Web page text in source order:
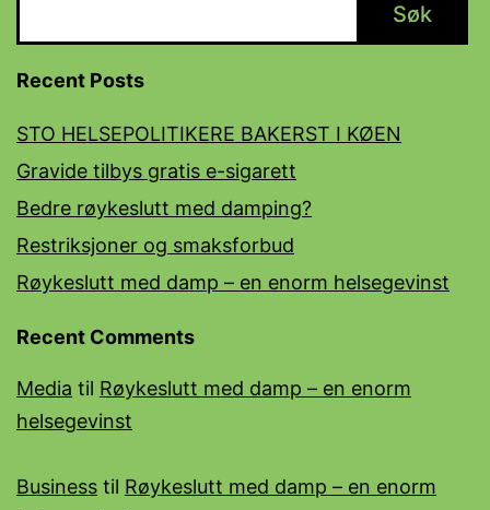
Søk
Recent Posts
STO HELSEPOLITIKERE BAKERST I KØEN
Gravide tilbys gratis e-sigarett
Bedre røykeslutt med damping?
Restriksjoner og smaksforbud
Røykeslutt med damp – en enorm helsegevinst
Recent Comments
Media til Røykeslutt med damp – en enorm
helsegevinst
Business til Røykeslutt med damp – en enorm